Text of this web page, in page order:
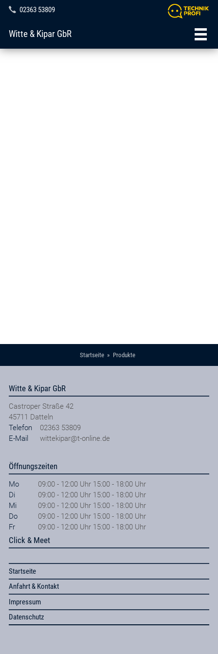
02363 53809
Witte & Kipar GbR
Startseite Produkte
Witte & Kipar GbR
Castroper Straße 42
45711 Datteln
Telefon
02363 53809
E-Mail
wittekipar@t-online.de
Öffnungszeiten
Mo
09:00 - 12:00 Uhr 15:00 - 18:00 Uhr
Di
09:00 - 12:00 Uhr 15:00 - 18:00 Uhr
Mi
09:00 - 12:00 Uhr 15:00 - 18:00 Uhr
Do
09:00 - 12:00 Uhr 15:00 - 18:00 Uhr
Fr
09:00 - 12:00 Uhr 15:00 - 18:00 Uhr
Click & Meet
Startseite
Anfahrt & Kontakt
Impressum
Datenschutz